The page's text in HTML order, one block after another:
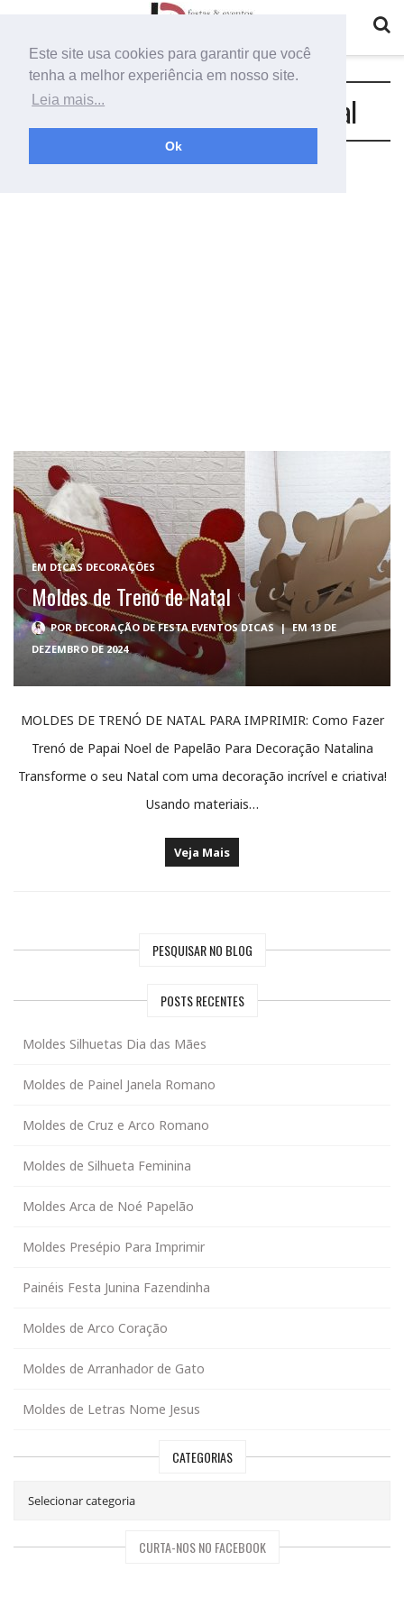
Este site usa cookies para garantir que você
tenha a melhor experiência em nosso site.
Leia mais...
Ok
Tag:baixar molde de trenó de natal
EM DICAS DECORAÇÕES
Moldes de Trenó de Natal
PORDECORAÇÃO DE FESTA EVENTOS DICAS | EM 13 DE
DEZEMBRO DE 2024
MOLDES DE TRENÓ DE NATAL PARA IMPRIMIR: Como Fazer
Trenó de Papai Noel de Papelão Para Decoração Natalina
Transforme o seu Natal com uma decoração incrível e criativa!
Usando materiais…
Veja Mais
PESQUISAR NO BLOG
POSTS RECENTES
Moldes Silhuetas Dia das Mães
Moldes de Painel Janela Romano
Moldes de Cruz e Arco Romano
Moldes de Silhueta Feminina
Moldes Arca de Noé Papelão
Moldes Presépio Para Imprimir
Painéis Festa Junina Fazendinha
Moldes de Arco Coração
Moldes de Arranhador de Gato
Moldes de Letras Nome Jesus
CATEGORIAS
CURTA-NOS NO FACEBOOK